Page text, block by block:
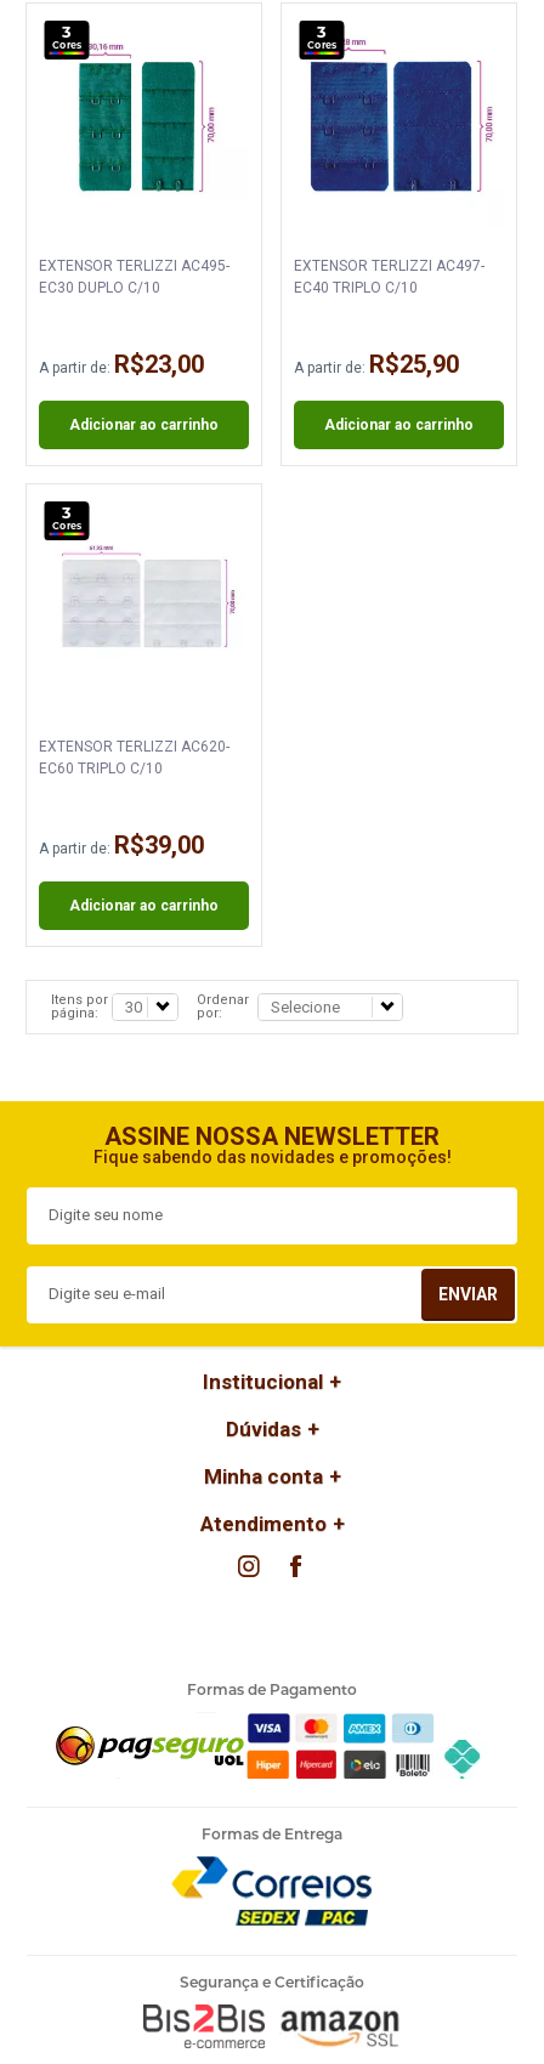
3
Cores
EXTENSOR TERLIZZI AC495-
EC30 DUPLO C/10
A partir de: R$23,00
Adicionar ao carrinho
3
Cores
EXTENSOR TERLIZZI AC497-
EC40 TRIPLO C/10
A partir de: R$25,90
Adicionar ao carrinho
3
Cores
EXTENSOR TERLIZZI AC620-
EC60 TRIPLO C/10
A partir de: R$39,00
Adicionar ao carrinho
Itens por
página:
Ordenar
por:
ASSINE NOSSA NEWSLETTER
Fique sabendo das novidades e promoções!
ENVIAR
Institucional
Dúvidas
Minha conta
Atendimento
Formas de Pagamento
Formas de Entrega
Segurança e Certificação